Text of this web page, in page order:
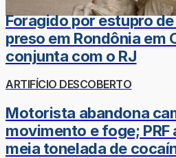
Foragido por estupro
preso em Rondônia em
conjunta com o RJ
ARTIFÍCIO DESCOBERTO
Motorista abandona
movimento e foge; PRF
meia tonelada de